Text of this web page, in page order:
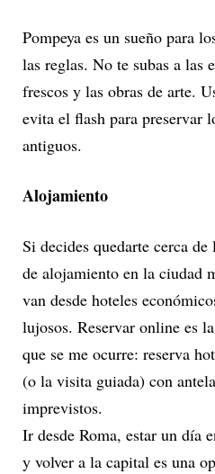
Pompeya es un sueño para
las reglas. No te subas a las
frescos y las obras de arte.
evita el flash para preservar
antiguos.
Alojamiento
Si decides quedarte cerca
de alojamiento en la ciudad
van desde hoteles
lujosos. Reservar online es
que se me ocurre: reserva
(o la visita guiada) con
imprevistos.
Ir desde Roma, estar un día
y volver a la capital es una